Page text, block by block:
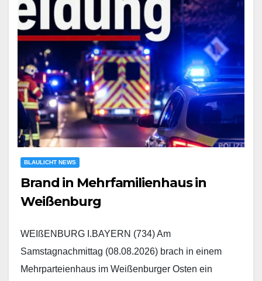
BLAULICHT NEWS
Brand in Mehrfamilienhaus in
Weißenburg
WEIßENBURG I.BAYERN (734) Am
Samstagnachmittag (08.08.2026) brach in einem
Mehrparteienhaus im Weißenburger Osten ein